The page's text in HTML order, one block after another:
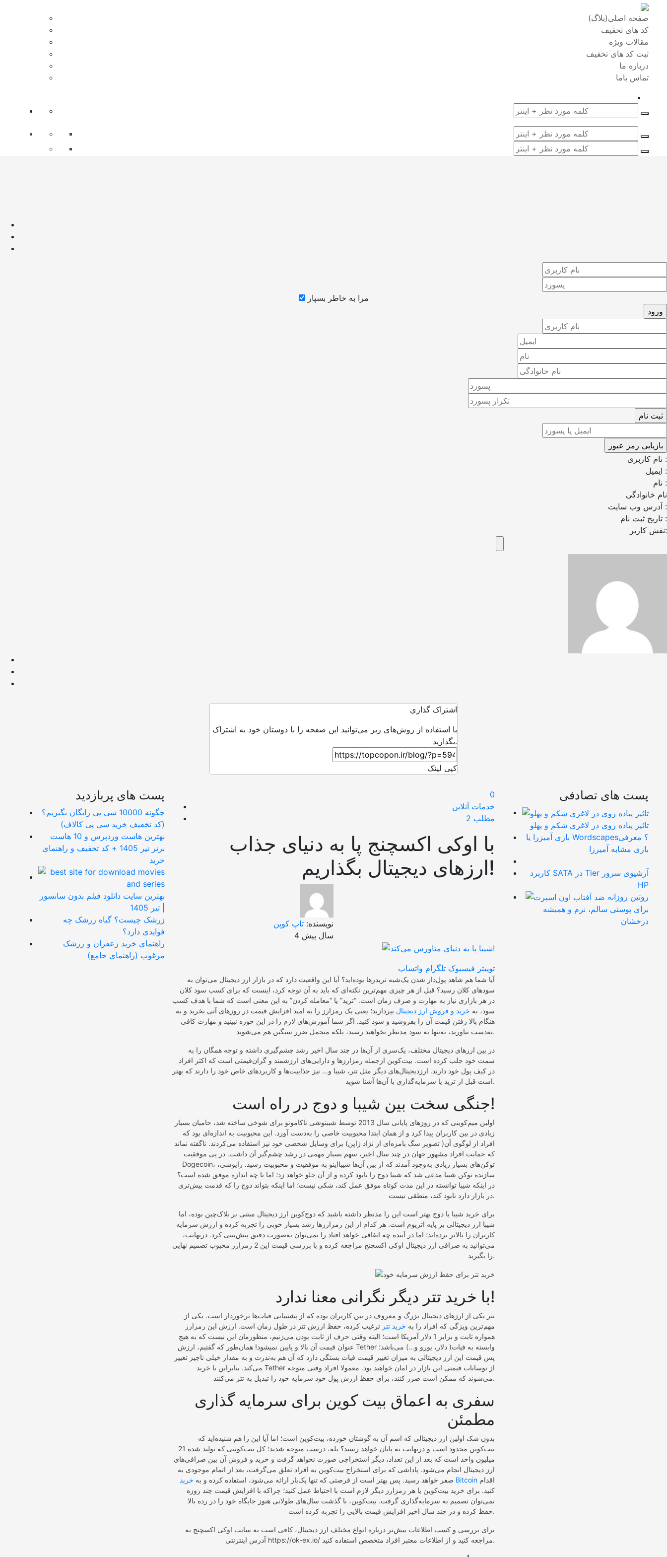
صفحه اصلی(بلاگ)
کد های تخفیف
مقالات ویژه
ثبت کد های تخفیف
درباره ما
تماس باما
مرا به خاطر بسپار
نام کاربری :
ایمیل :
نام :
نام خانوادگی
آدرس وب سایت :
تاریخ ثبت نام :
نقش کاربر:
اشتراک گذاری
با استفاده از روش‌های زیر می‌توانید این صفحه را با دوستان خود به اشتراک
بگذارید.
کپی لینک
پست های پربازدید
چگونه 10000 سی پی رایگان بگیریم؟
(کد تخفیف خرید سی پی کالاف)
بهترین هاست وردپرس و 10 هاست
برتر تیر 1405 + کد تخفیف و راهنمای
خرید
بهترین سایت دانلود فیلم بدون سانسور
| تیر 1405
زرشک چیست؟ گیاه زرشک چه
فوایدی دارد؟
راهنمای خرید زعفران و زرشک
مرغوب (راهنمای جامع)
0
خدمات آنلاین
مطلب 2
با اوکی اکسچنج پا به دنیای جذاب
ارزهای دیجیتال بگذاریم!
نویسنده: تاپ کوپن
4 سال پیش
توییتر فیسبوک تلگرام واتساپ
آیا شما هم شاهد پول‌دار شدن یک‌شبه تریدر‌ها بوده‌اید؟ آیا این واقعیت دارد که در بازار ارز دیجیتال می‌توان به
سود‌های کلان رسید؟ قبل از هر چیزی مهم‌ترین نکته‌ای که باید به آن توجه کرد، اینست که برای کسب سود کلان
در هر بازاری نیاز به مهارت و صرف زمان است. “ترید” یا “معامله کردن” به این معنی است که شما با هدف کسب
سود، به خرید و فروش ارز دیجیتال بپردازید؛ یعنی یک رمز‌ارز را به امید افزایش قیمت در روز‌های آتی بخرید و به
هنگام بالا رفتن قیمت آن را بفروشید و سود کنید. اگر شما آموزش‌های لازم را در این حوزه نبینید و مهارت کافی
به‌دست نیاورید، نه‌تنها به سود مد‌نظر نخواهید رسید، بلکه متحمل ضرر سنگین هم می‌شوید.
در بین ارز‌های دیجیتال مختلف، یک‌سری از آن‌ها در چند سال اخیر رشد چشم‌گیری داشته و توجه همگان را به
سمت خود جلب کرده است. بیت‌کوین از‌جمله رمز‌ارز‌ها و دارایی‌های ارزشمند و گران‌قیمتی است که اکثر افراد
در کیف پول خود دارند. ارزدیجیتال‌های دیگر مثل تتر، شیبا و… نیز جذابیت‌ها و کاربرد‌های خاص خود را دارند که بهتر
است قبل از ترید یا سرمایه‌گذاری با آن‌ها آشنا شوید.
جنگی سخت بین شیبا و دوج در راه است!
اولین میم‌کوینی که در روز‌های پایانی سال 2013 توسط شیبتوشی ناکاموتو برای شوخی ساخته شد، حامیان بسیار
زیادی در بین کاربران پیدا کرد و از همان ابتدا محبوبیت خاصی را به‌دست آورد. این محبوبیت به اندازه‌ای بود که
افراد از لوگوی آن( تصویر سگ بامزه‌ای از نژاد ژاپن) برای وسایل شخصی خود نیز استفاده می‌کردند. نا‌گفته نماند
که حمایت افراد مشهور جهان در چند سال اخیر، سهم بسیار مهمی در رشد چشم‌گیر آن داشت. در پی موفقیت
Dogecoin، توکن‌های بسیار زیادی به‌وجود آمدند که از بین آن‌ها شیبا‌اینو به موفقیت و محبوبیت رسید. رایوشی،
سازنده توکن شیبا مدعی شد که شیبا دوج را نابود کرده و از آن جلو خواهد زد؛ اما تا چه اندازه موفق شده است؟
در اینکه شیبا توانسته در این مدت کوتاه موفق عمل کند، شکی نیست؛ اما اینکه بتواند دوج را که قدمت بیش‌تری
در بازار دارد نابود کند، منطقی نیست.
برای خرید شیبا یا دوج بهتر است این را مد‌نظر داشته باشید که دوج‌کوین ارز دیجیتال مبتنی بر بلاک‌چین بوده، اما
شیبا ارز دیجیتالی بر پایه اتریوم است. هر کدام از این رمز‌ارز‌ها رشد بسیار خوبی را تجربه کرده و ارزش سرمایه
کاربران را بالاتر برده‌اند؛ اما در آینده چه اتفاقی خواهد افتاد را نمی‌توان به‌صورت دقیق پیش‌بینی کرد. در‌نهایت،
می‌توانید به صرافی ارز دیجیتال اوکی اکسچنج مراجعه کرده و با بررسی قیمت این 2 رمز‌ارز محبوب تصمیم نهایی
را بگیرید.
با خرید تتر دیگر نگرانی معنا ندارد!
تتر یکی از ارز‌های دیجیتال بزرگ و معروف در بین کاربران بوده که از پشتیبانی فیات‌ها برخوردار است. یکی از
مهم‌ترین ویژگی که افراد را به خرید تتر ترغیب کرده، حفظ ارزش تتر در طول زمان است. ارزش این رمز‌ارز
همواره ثابت و برابر 1 دلار آمریکا است؛ البته وقتی حرف از ثابت بودن می‌زنیم، منظورمان این نیست که به هیچ
عنوان قیمت آن بالا و پایین نمیشود! همان‌طور که گفتیم، ارزش Tether وابسته به فیات( دلار، یورو و…) می‌باشد؛
پس قیمت این ارز دیجیتالی به میزان تغییر قیمت فیات بستگی دارد که آن هم به‌ندرت و به مقدار خیلی نا‌چیز تغییر
می‌کند. بنابراین با خرید Tether از نوسانات قیمتی این بازار در امان خواهید بود. معمولا افراد وقتی متوجه
می‌شوند که ممکن است ضرر کنند، برای حفظ ارزش پول خود سرمایه خود را تبدیل به تتر می‌کنند.
سفری به اعماق بیت کوین برای سرمایه گذاری
مطمئن
بدون شک اولین ارز دیجیتالی که اسم آن به گوشتان خورده، بیت‌کوین است؛ اما آیا این را هم شنیده‌اید که
بیت‌کوین محدود است و در‌نهایت به پایان خواهد رسید؟ بله، درست متوجه شدید؛ کل بیت‌کوینی که تولید شده 21
میلیون واحد است که بعد از این تعداد، دیگر استخراجی صورت نخواهد گرفت و خرید و فروش آن بین صرافی‌های
ارز دیجیتال انجام می‌شود. پاداشی که برای استخراج بیت‌کوین به افراد تعلق می‌گرفت، بعد از اتمام موجودی به
صفر خواهد رسید. پس بهتر است از فرصتی که تنها یک‌بار ارائه می‌شود، استفاده کرده و به خرید Bitcoin
کنید. برای خرید بیت‌کوین یا هر رمز‌ارز دیگر لازم است با احتیاط عمل کنید؛ چرا‌که با افزایش قیمت چند روزه
نمی‌توان تصمیم به سرمایه‌گذاری گرفت. بیت‌کوین، با گذشت سال‌های طولانی هنوز جایگاه خود را در رده بالا
حفظ کرده و در چند سال اخیر افزایش قیمت بالایی را تجربه کرده است.
برای بررسی و کسب اطلاعات بیش‌تر درباره انواع مختلف ارز دیجیتال، کافی است به سایت اوکی اکسچنج به
آدرس اینترنتی https://ok-ex.io/ مراجعه کنید و از اطلاعات معتبر افراد متخصص استفاده کنید.
پست های تصادفی
تاثیر پیاده روی در لاغری شکم و پهلو
بازی آمیزرا یا Wordscapes؟ معرفی
بازی مشابه آمیرزا
کاربرد SATA در Tier آرشیوی سرور
HP
روتین روزانه
برای پوستی سالم، نرم و همیشه
درخشان